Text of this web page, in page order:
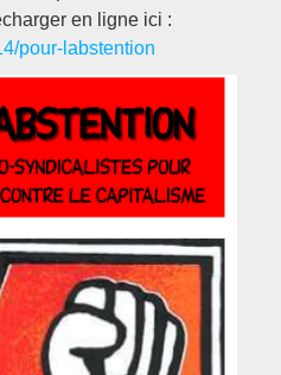
en ligne ici :
pour-labstention